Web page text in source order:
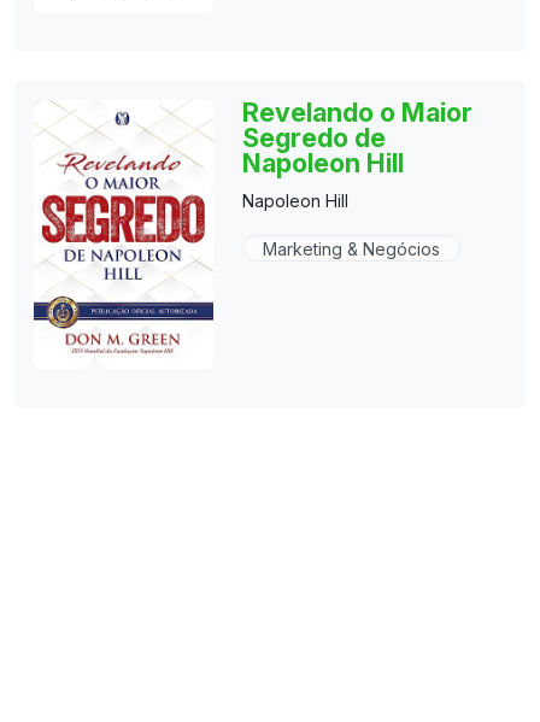
Revelando o Maior
Segredo de
Napoleon Hill
Napoleon Hill
Marketing & Negócios